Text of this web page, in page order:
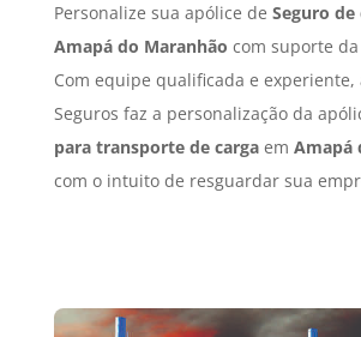
Personalize sua apólice de Seguro de
Amapá do Maranhão com suporte
Com equipe qualificada e experiente,
Seguros faz a personalização da
para transporte de cargaem Amapá
com o intuito de resguardar sua